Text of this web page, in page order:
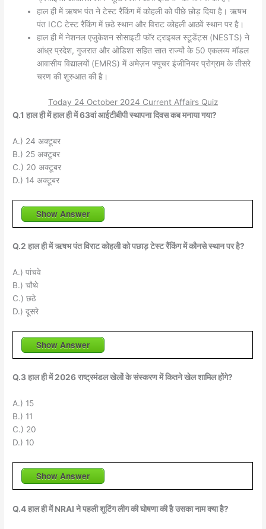
हाल ही में ऋषभ पंत ने टेस्ट रैंकिंग में कोहली को पीछे छोड़ दिया है। ऋषभ
पंत ICC टेस्ट रैंकिंग में छठे स्थान और विराट कोहली आठवें स्थान पर है।
हाल ही में नेशनल एजुकेशन सोसाइटी फॉर ट्राइबल स्टूडेंट्स (NESTS) ने
आंध्र प्रदेश, गुजरात और ओडिशा सहित सात राज्यों के 50 एकलव्य मॉडल
आवासीय विद्यालयों (EMRS) में अमेज़न फ्यूचर इंजीनियर प्रोग्राम के तीसरे
चरण की शुरुआत की है।
Today 24 October 2024 Current Affairs Quiz
Q.1 हाल ही में हाल ही में 63वां आईटीबीपी स्थापना दिवस कब मनाया गया?
A.) 24 अक्टूबर
B.) 25 अक्टूबर
C.) 20 अक्टूबर
D.) 14 अक्टूबर
Show Answer
Q.2 हाल ही में ऋषभ पंत विराट कोहली को पछाड़ टेस्ट रैंकिंग में कौनसे स्थान पर है?
A.) पांचवे
B.) चौथे
C.) छठे
D.) दूसरे
Show Answer
Q.3 हाल ही में 2026 राष्ट्रमंडल खेलों के संस्करण में कितने खेल शामिल होंगे?
A.) 15
B.) 11
C.) 20
D.) 10
Show Answer
Q.4 हाल ही में NRAI ने पहली शूटिंग लीग की घोषणा की है उसका नाम क्या है?